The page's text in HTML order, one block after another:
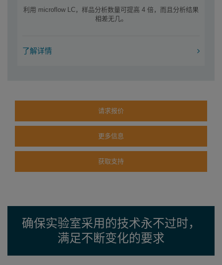
利用 microflow LC，样品分析数量可提高 4 倍，而且分析结果
相差无几。
了解详情
请求报价
更多信息
获取支持
确保实验室采用的技术永不过时，
满足不断变化的要求